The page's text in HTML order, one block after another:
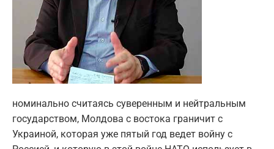
номинально считаясь суверенным и нейтральным
государством, Молдова с востока граничит с
Украиной, которая уже пятый год ведет войну с